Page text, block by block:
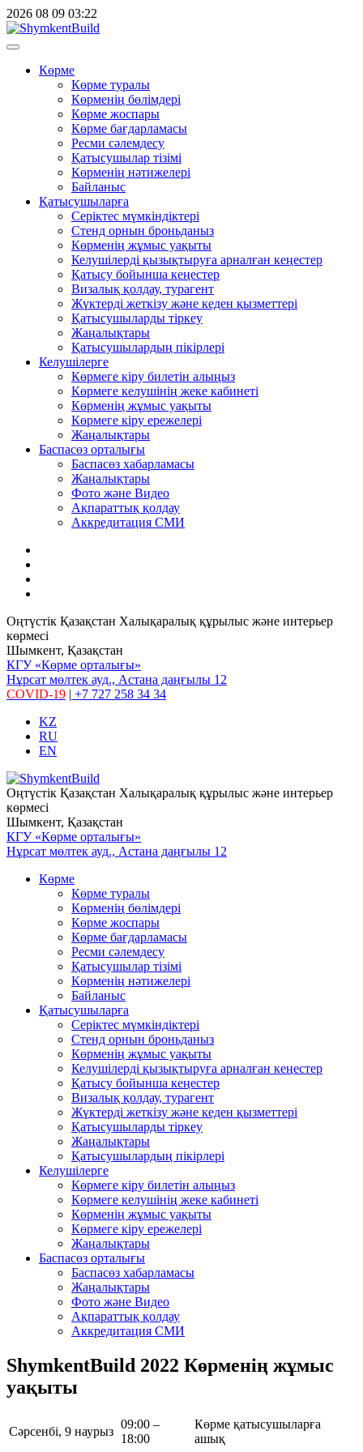
2026 08 09 03:22
Көрме
Көрме туралы
Көрменің бөлімдері
Көрме жоспары
Көрме бағдарламасы
Ресми сәлемдесу
Қатысушылар тізімі
Көрменің нәтижелері
Байланыс
Қатысушыларға
Серіктес мүмкіндіктері
Стенд орнын броньданыз
Көрменің жұмыс уақыты
Келушілерді қызықтыруға арналған кеңестер
Қатысу бойынша кеңестер
Визалық қолдау, турагент
Жүктерді жеткізу және кеден қызметтері
Қатысушыларды тіркеу
Жаңалықтары
Қатысушылардың пікірлері
Келушілерге
Көрмеге кіру билетін алыңыз
Көрмеге келушінің жеке кабинеті
Көрменің жұмыс уақыты
Көрмеге кіру ережелері
Жаңалықтары
Баспасөз орталығы
Баспасөз хабарламасы
Жаңалықтары
Фото және Видео
Ақпараттық қолдау
Аккредитация СМИ
Оңтүстік Қазақстан Халықаралық құрылыс және интерьер
көрмесі
Шымкент, Қазақстан
КГУ «Көрме орталығы»
Нұрсат мөлтек ауд., Астана даңғылы 12
COVID-19 | +7 727 258 34 34
KZ
RU
EN
Оңтүстік Қазақстан Халықаралық құрылыс және интерьер
көрмесі
Шымкент, Қазақстан
КГУ «Көрме орталығы»
Нұрсат мөлтек ауд., Астана даңғылы 12
Көрме
Көрме туралы
Көрменің бөлімдері
Көрме жоспары
Көрме бағдарламасы
Ресми сәлемдесу
Қатысушылар тізімі
Көрменің нәтижелері
Байланыс
Қатысушыларға
Серіктес мүмкіндіктері
Стенд орнын броньданыз
Көрменің жұмыс уақыты
Келушілерді қызықтыруға арналған кеңестер
Қатысу бойынша кеңестер
Визалық қолдау, турагент
Жүктерді жеткізу және кеден қызметтері
Қатысушыларды тіркеу
Жаңалықтары
Қатысушылардың пікірлері
Келушілерге
Көрмеге кіру билетін алыңыз
Көрмеге келушінің жеке кабинеті
Көрменің жұмыс уақыты
Көрмеге кіру ережелері
Жаңалықтары
Баспасөз орталығы
Баспасөз хабарламасы
Жаңалықтары
Фото және Видео
Ақпараттық қолдау
Аккредитация СМИ
ShymkentBuild 2022 Көрменің жұмыс
уақыты
Сәрсенбі, 9 наурыз
09:00 –
18:00
Көрме қатысушыларға
ашық